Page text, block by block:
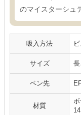
のマイスターシュ
吸入方法
サイズ
ペン先
材質